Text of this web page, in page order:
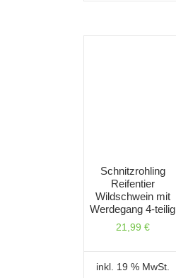
Schnitzrohling
Reifentier
Wildschwein mit
Werdegang 4-teilig
21,99 €
inkl. 19 % MwSt.